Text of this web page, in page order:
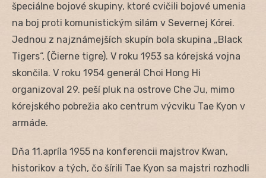
špeciálne bojové skupiny, ktoré cvičili bojové umenia
na boj proti komunistickým silám v Severnej Kórei.
Jednou z najznámejších skupín bola skupina „Black
Tigers“, (Čierne tigre). V roku 1953 sa kórejská vojna
skončila. V roku 1954 generál Choi Hong Hi
organizoval 29. peší pluk na ostrove Che Ju, mimo
kórejského pobrežia ako centrum výcviku Tae Kyon v
armáde.
Dňa 11.apríla 1955 na konferencii majstrov Kwan,
historikov a tých, čo šírili Tae Kyon sa majstri rozhodli